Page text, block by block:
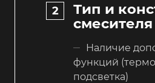
Тип и
смесителя
Наличие
функций
подсветка)